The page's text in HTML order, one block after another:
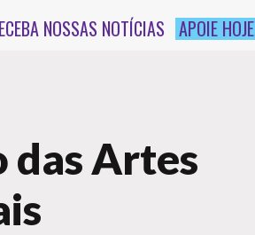
NOSSAS NOTÍCIAS APOIE HOJE
das Artes